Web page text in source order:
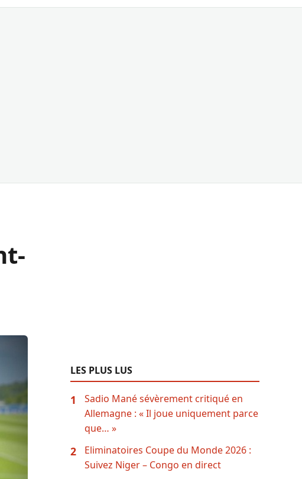
LES PLUS LUS
1
Sadio Mané sévèrement critiqué en
Allemagne : « Il joue uniquement parce
que… »
2
Eliminatoires Coupe du Monde 2026 :
Suivez Niger – Congo en direct